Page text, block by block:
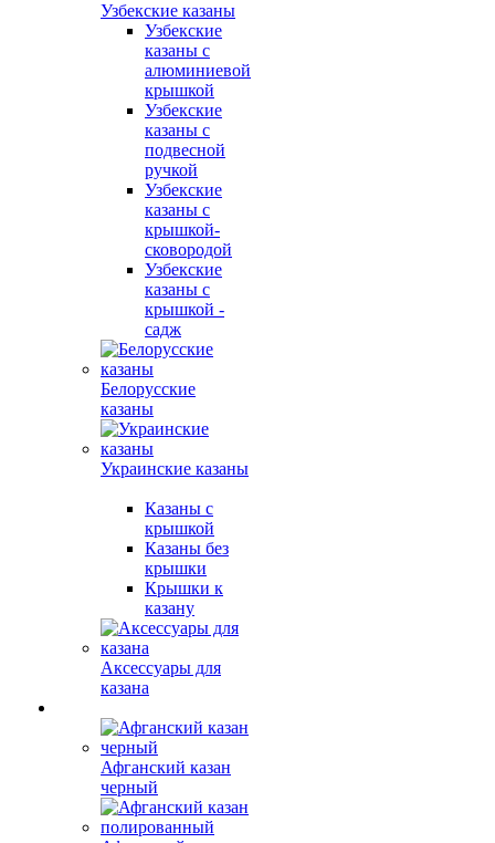
Узбекские казаны
Узбекские
казаны с
алюминиевой
крышкой
Узбекские
казаны с
подвесной
ручкой
Узбекские
казаны с
крышкой-
сковородой
Узбекские
казаны с
крышкой -
садж
Белорусские
казаны
Украинские казаны
Казаны с
крышкой
Казаны без
крышки
Крышки к
казану
Аксессуары для
казана
Афганский казан
черный